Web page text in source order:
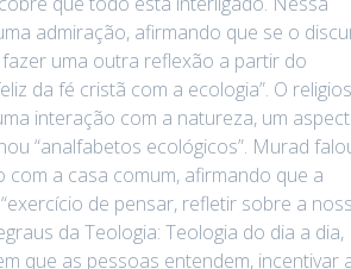
admiração, afirmando que se o
uma outra reflexão a partir do
da fé cristã com a ecologia”. O
interação com a natureza, um
“analfabetos ecológicos”. Murad
com a casa comum, afirmando que a
de pensar, refletir sobre a
da Teologia: Teologia do dia a dia,
que as pessoas entendem, incentivar